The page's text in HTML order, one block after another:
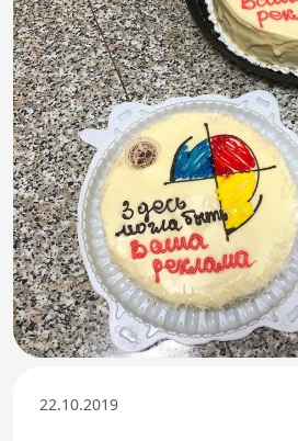
Контакты
Версия для слабовидящих
8 (3012) 411-099
Телефон доверия
22.10.2019